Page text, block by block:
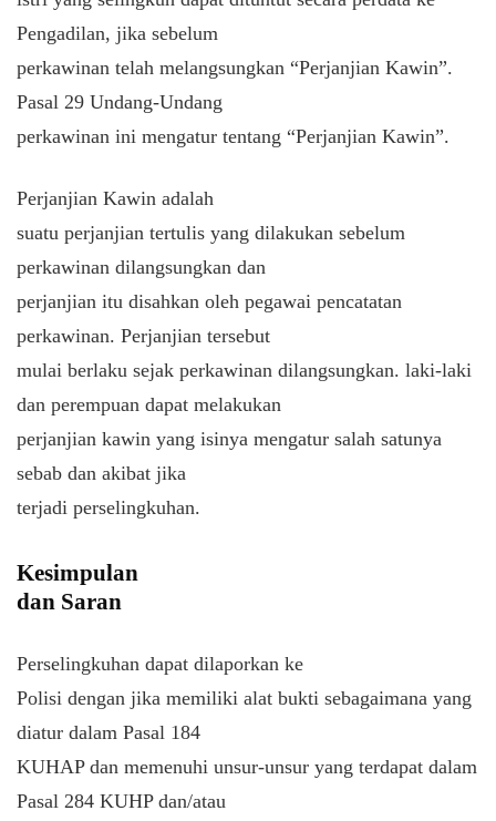
Pengadilan, jika sebelum
perkawinan telah melangsungkan “Perjanjian Kawin”.
Pasal 29 Undang-Undang
perkawinan ini mengatur tentang “Perjanjian Kawin”.
Perjanjian Kawin adalah
suatu perjanjian tertulis yang dilakukan sebelum
perkawinan dilangsungkan dan
perjanjian itu disahkan oleh pegawai pencatatan
perkawinan. Perjanjian tersebut
mulai berlaku sejak perkawinan dilangsungkan. laki-laki
dan perempuan dapat melakukan
perjanjian kawin yang isinya mengatur salah satunya
sebab dan akibat jika
terjadi perselingkuhan.
Kesimpulan
dan Saran
Perselingkuhan dapat dilaporkan ke
Polisi dengan jika memiliki alat bukti sebagaimana yang
diatur dalam Pasal 184
KUHAP dan memenuhi unsur-unsur yang terdapat dalam
Pasal 284 KUHP dan/atau